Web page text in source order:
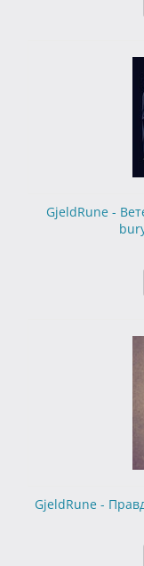
GjeldRune -
GjeldRune -